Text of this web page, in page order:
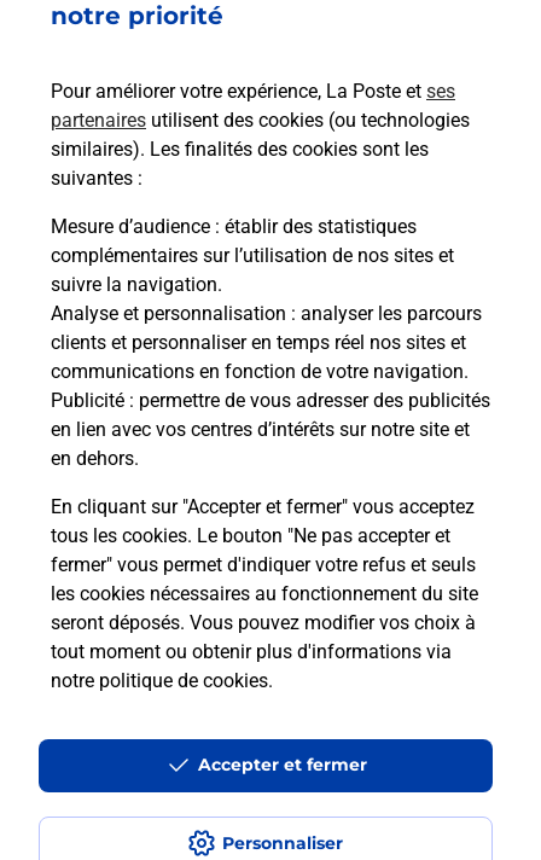
notre priorité
Pour améliorer votre expérience, La Poste et ses
partenaires utilisent des cookies (ou technologies
similaires). Les finalités des cookies sont les
suivantes :
Mesure d’audience : établir des statistiques
complémentaires sur l’utilisation de nos sites et
suivre la navigation.
Analyse et personnalisation : analyser les parcours
clients et personnaliser en temps réel nos sites et
communications en fonction de votre navigation.
Publicité : permettre de vous adresser des publicités
en lien avec vos centres d’intérêts sur notre site et
en dehors.
En cliquant sur "Accepter et fermer" vous acceptez
tous les cookies. Le bouton "Ne pas accepter et
fermer" vous permet d'indiquer votre refus et seuls
les cookies nécessaires au fonctionnement du site
seront déposés. Vous pouvez modifier vos choix à
tout moment ou obtenir plus d'informations via
notre politique de cookies.
Personnaliser
Accepter et fermer
La Poste
Ouvert 24h/24
En savoir plus
Recherchez un autre point de contact
Questions fréquemment posées
Est-ce que je peux garder mon
numéro de mobile gratuitement ?
Est-ce que je peux bénéficier de la 5G
avec La Poste Mobile ?
Est-ce que je peux utiliser mon forfait
à l’étranger avec La Poste Mobile ?
Est-ce que je peux payer mon iPhone